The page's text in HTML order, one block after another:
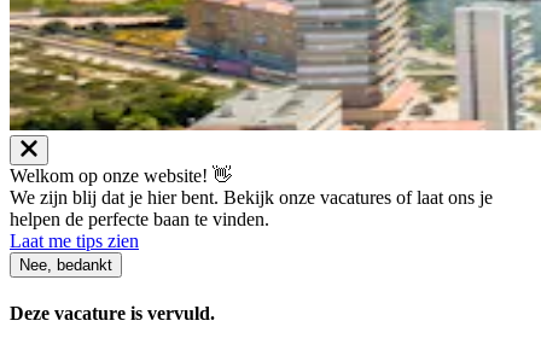
Welkom op onze website! 👋
We zijn blij dat je hier bent. Bekijk onze vacatures of laat ons je
helpen de perfecte baan te vinden.
Laat me tips zien
Nee, bedankt
Deze vacature is vervuld.